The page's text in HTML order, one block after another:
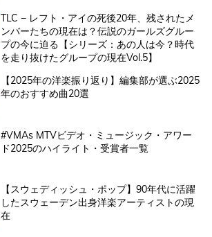
TLC − レフト・アイの死後20年、残されたメ
ンバーたちの現在は？伝説のガールズグルー
プの今に迫る【シリーズ：あの人は今？時代
を走り抜けたグループの現在Vol.5】
【2025年の洋楽振り返り】編集部が選ぶ2025
年のおすすめ曲20選
#VMAs MTVビデオ・ミュージック・アワー
ド2025のハイライト・受賞者一覧
【スウェディッシュ・ポップ】90年代に活躍
したスウェーデン出身洋楽アーティストの現
在